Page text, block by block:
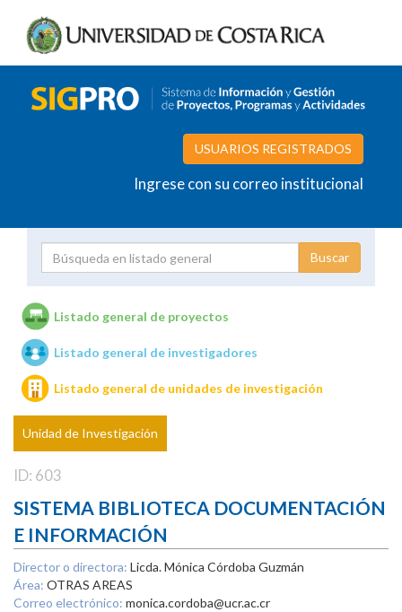
USUARIOS REGISTRADOS
Ingrese con su correo institucional
Unidades de investigación
Listado general de proyectos
Listado general de investigadores
Listado general de unidades de investigación
Unidad de Investigación
ID: 603
SISTEMA BIBLIOTECA DOCUMENTACIÓN
E INFORMACIÓN
Director o directora: Licda. Mónica Córdoba Guzmán
Área: OTRAS AREAS
Correo electrónico: monica.cordoba@ucr.ac.cr